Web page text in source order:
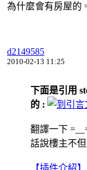
為什麼會有房屋的
d2149585
2010-02-13 11:25
下面是引用
的 :
翻譯一下
話說樓主不
【插件介紹】